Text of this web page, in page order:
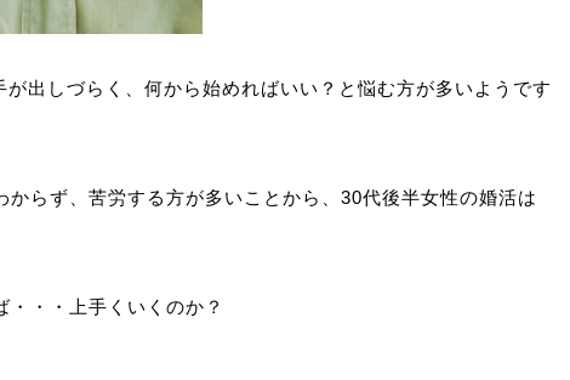
出しづらく、何から始めればいい？と悩む方が多いようです
らず、苦労する方が多いことから、30代後半女性の婚活は
・・上手くいくのか？